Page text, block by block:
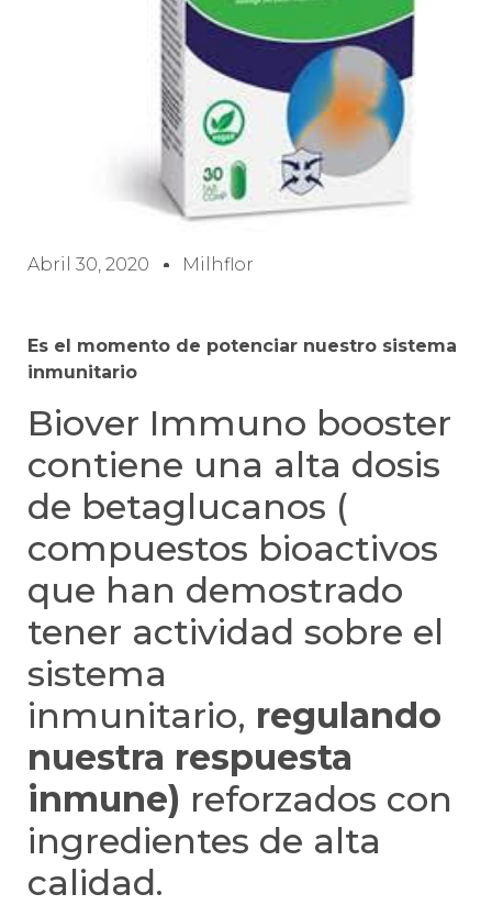
Abril 30, 2020 Milhflor
Es el momento de potenciar nuestro sistema
inmunitario
Biover Immuno booster
contiene una alta dosis
de betaglucanos (
compuestos bioactivos
que han demostrado
tener actividad sobre el
sistema
inmunitario, regulando
nuestra respuesta
inmune) reforzados con
ingredientes de alta
calidad.